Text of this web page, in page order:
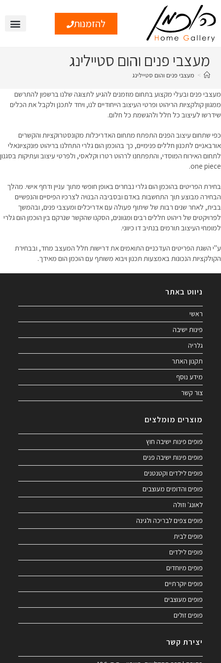
להזמנות
מעצבי פנים והום סטיילינג
> מעצבי פנים והום סטיילינג
מעצבי פנים ובעלי מקצוע בתחום מוזמנים להגיע לתצוגה שלנו ברשפון להתרשם
ממגוון קולקציות הריהוט ופרטי העיצוב הייחודיים לנו, ויחד לתכנן ולקבל את הכלים
שידרשו לעיצוב כל חלל ולהגשמת כל חלום.
כפי שתחום עיצוב הפנים התפתח מתחום האדריכלות מקונסטרוקציות והקשרים
אורבאניים לתכנון חללים פנימיים, כך בהוכמן הום גלרי התחלנו בריהוט פונקציונאלי
לתחום האירוח המוסדי, והתפתחנו לרהוט רטרו וקלאסי, ולפרטי עיצוב ועתיקות בסגנון
one piece.
בחירת הפריטים בהוכמן הום גלרי נבחרים באופן חופשי מתוך עניין ודחף אישי. מהלך
הבחירה מבוצע תוך התחשבות באדם ובסביבה הבנויה לצרכיו הפיסיים והנפשיים
בבית, לאחר שנים רבות של שיתוף פעולה עם אדריכלים ומעצבי פנים, ובהמשך
לפרויקטים של ריהוט חללים רבים ומגוונים, הסקנו שהקשר שנרקם בין הוכמן הום גלרי
למומחי העיצוב תורמים בנתיב דו כיווני.
ע"י השגת הפריטים העדכניים התואמים את דרישות חלל המעצב מחד, ובבחירת
הקולקציות הנכונות באמצעות תכנון ויבוא משותף עם הוכמן הום מאידך.
ניווט באתר
ראשי
פינות ישיבה
גלריה
תקנון האתר
מידע נוסף
צור קשר
מוצרים מומלצים
פופים פינות ישיבה חוץ
פופים פינות ישיבה פנים
פופים לילדים וקטנטנים
פופים והדומים מעוצבים
לאונג' וזולה
פופים צפים לבריכה ולגינה
פופים לבית
פופים לילדים
פופים מיוחדים
פופים יוקרתיים
פופים מעוצבים
פופים זולים
יצירת קשר